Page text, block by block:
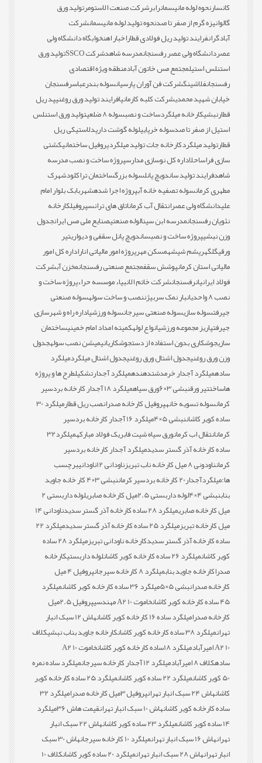
کانسارنحوه لوله مانیسمانرابرشرکت صنعت الاستومرتولید ورق
گالوانیزه گرم از صفر تا صدنحوه تولید لوله مانیسمانشرکت
آبادگرانفرایند تولید ریل فولادی قطاراخبار اهنخوابگاه دانشگاه ولی
عصردانشگاه ولی عصر رفسنجانمدرسه شاهدشرکت SSCO
تولید ورق
استنلس استیلمجتمع مس خاتون آبادمنطقه ویژه اقتصادی
رفسنجانفلاشینگشرکت فن آوران پارسیانسوله بندرعباسرفسنجان
خیابان شهید محمدیشرکت کلبه کارمانیافرایند تولید ورق روغنیپد ریل
قطارنبشیکارخانه میلگردساخت و نصبسوله 8 ضلعی
تولید ورق استنلس
استیل از صفر تا صدسوله خرپاییلوله گوشت دارپدلاستیکی ریل
قطارتولید میلگردکارخانه جات تولید میلگردپروفیل ساختمانیکشتی
سازی فراساحلاداره کل نوسازی مدارسپروژه ساخت و نصب مدرسه
شاهدفرایند تولید ساندویچ پانلسوله بزرگساختمان تراکلودشهرک
مطهری کرمانسوله تصفیه خانه آبپروژه اجرا شدهشهربابک بلوار امام
علیدانشگاه ولی عصرانتقال آب کرماناتاق های ترانسپروفیلکارخانه
نئوپان رفسنجانمدرسه ابن سینالوله صنعتیصنایع ملی مس ایرانجدول
وزن نبشیپروژه ساخت و نصبساندویچ پانل سقفی و دیواریتیر
ورقیگلگهرپشم شیشهمسکن مهرپروژه امور مالیاتی اناراداره کل امور
مالیاتی استان کرمانپوشش سقفمجتمع صنعتی رفسنجانمخزن آبشرکت
فولاد ایرانیانرفسنجانشرکت خاتم الانبیاء موسسه حراءپروژه ساخت و
نصب 8 واحدی
انبار نمک سربیژننصب و ساخت سولهسوله صنعتی
جیرفتسوله سازیسوله صنعتی سیرجانسوله ورزشیاداره راه و شهرسازی
جیرفتپاریز مجموعه ورزشیانواع لولهکمیته امداد امام خمینیساختمان
سازیجوشکاری بدون استفاده از دستجوشکاریانیمیشن نصب سولهجدول
وزن ورق روغنیجدول اشتال ورق روغنیجدول اشتال میلگردمیلگرد
سادهمیلگرد آجدار خرمدشتدهندهمیلگرد آجدارتشکیلطرح ها و پروژه
هاساختتیر ورقنبشی 3×6 ورق سیاه
میلگرد 18 آجدار کارخانه بردسیر
کرمانسوله تسویه خانهپروفیل کارخانه صدرانصب ریل قطار
میلگرد 30
ساده کویر کاشاننبشی 5×4
میلگرد 16 آجدار کارخانه بردسیر
کرمانانتقال اب کرمانورق سیاه شیت فابریک فولاد مبارکه
میلگرد32
ساده کارخانه آذر گستر سدیدمیلگرد آجدار کارخانه بردسیر
کرمانناودونی 8 میل کارخانه ناب تبریز ناودانی 12 ناودانیبرچسب
ها:میلگردآجدار20 کارخانه بردسیر کرمان
نبشی 3×4 کار خانه جاوید
بنابنبشی 4×4 لوله داربستی 2.5میل کارخانه صابری
لوله داربستی 2
میل کارخانه صابریمیلگرد 28 ساده کارخانه آذر گستر سدید
ناودانی 14
میل کارخانه تبریزمیلگرد 25 ساده کارخانه آذر گستر سدید
میلگرد 22
ساده کارخانه آذر گستر سدیدکارخانه ناودانی تبریز
میلگرد 28 ساده
کویر کاشانمیلگرد 26 ساده کارخانه کویر کاشان لوله داربستیکارخانه
صدراکارخانه جاوید بنابمیلگرد 8 کارخانه سیرجان
پروفیل 4 میل
کارخانه صدرانبشی 5×5 میلگرد 36 ساده کارخانه کویر کاشان
میلگرد
45 ساده کارخانه کویر کاشان
خاموت 10 A2 مهندسی
پروفیل 2.5میل
کارخانه صدرامیلگرد ساده 16 کارخانه کویر کاشان
هاش 12 سبک انبار
تهرانمیلگرد 38 ساده کارخانه کویر کاشان کارخانه جاوید بناب نبشیکلاف
10 A2 امیرآباد
میلگرد 18ساده کارخانه کویر کاشان
خاموت 10 A2
سادهکلاف 8 امیرآباد میلگرد 12 آجدار کارخانه سیرجان
میلگرد ساده نمره
50 کویر کاشان
میلگرد 22 ساده کویر کاشان
میلگرد 25 ساده کارخانه کویر
کاشانهاش 24 سبک انبار تهران پروفیل 3میل کارخانه صدرا
میلگرد 32
ساده کارخانه کویر کاشانهاش 10 سبک انبار تهران قیمت هاش 36
میلگرد
14 ساده کویر کاشان
میلگرد 23 ساده کویر کاشان
هاش 22 سبک انبار
تهرانهاش 16 سبک انبار تهران میلگرد 10 کارخانه سیرجان
هاش 30 سبک
انبار تهرانهاش 28 سبک انبار تهران میلگرد 20 ساده کویر کاشان
کلاف 10